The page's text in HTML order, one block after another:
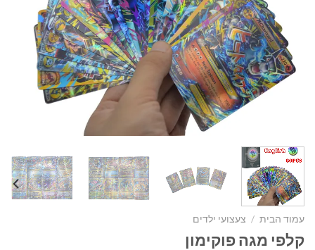
עמוד הבית / צעצועי ילדים
קלפי מגה פוקימון